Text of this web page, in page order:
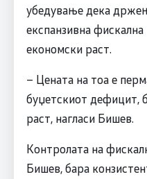
убедување дека
експанзивна
економски раст.
– Цената на тоа е
буџетскиот дефицит,
раст, нагласи Бишев.
Контролата на
Бишев, бара